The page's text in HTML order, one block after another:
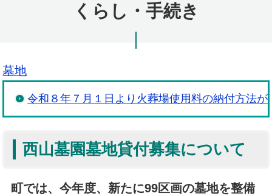
くらし・手続き
墓地
令和８年７月１日より火葬場使用料の納付方法が
西山墓園墓地貸付募集について
町では、今年度、新たに99区画の墓地を整備